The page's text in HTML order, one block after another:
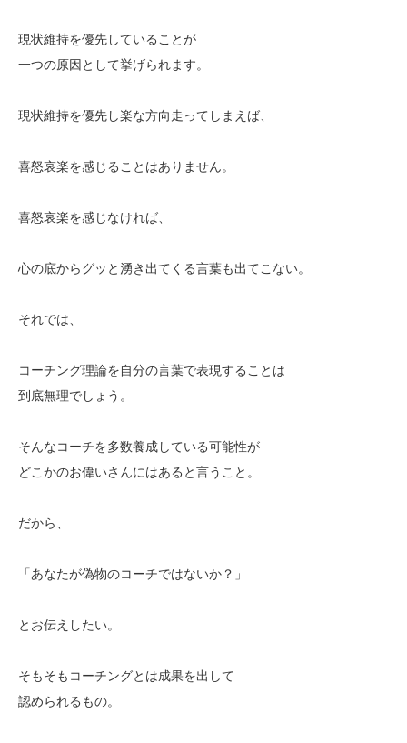
現状維持を優先していることが
一つの原因として挙げられます。
現状維持を優先し楽な方向走ってしまえば、
喜怒哀楽を感じることはありません。
喜怒哀楽を感じなければ、
心の底からグッと湧き出てくる言葉も出てこない。
それでは、
コーチング理論を自分の言葉で表現することは
到底無理でしょう。
そんなコーチを多数養成している可能性が
どこかのお偉いさんにはあると言うこと。
だから、
「あなたが偽物のコーチではないか？」
とお伝えしたい。
そもそもコーチングとは成果を出して
認められるもの。